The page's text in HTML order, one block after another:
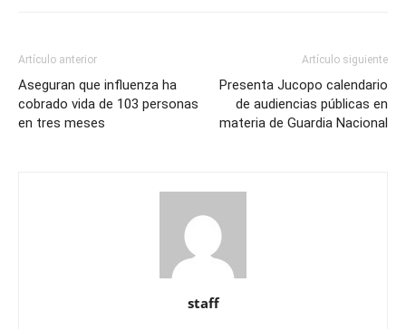
Artículo anterior
Aseguran que influenza ha
cobrado vida de 103 personas
en tres meses
Artículo siguiente
Presenta Jucopo calendario
de audiencias públicas en
materia de Guardia Nacional
staff